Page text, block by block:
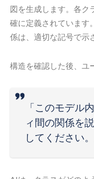
図を生成します。各ク
確に定義されています
係は、適切な記号で示
構造を確認した後、ユ
「このモデル
ィ間の関係を
してください。